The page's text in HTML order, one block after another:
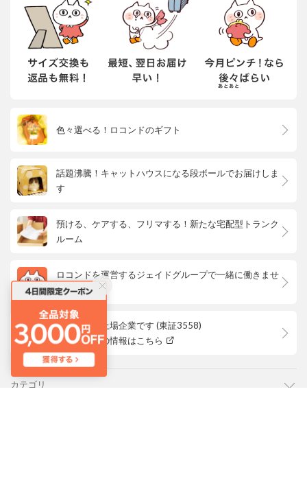
色々選べる！ロコンドのギフト
話題沸騰！キャットハウスになる段ボールでお届けしま
す
預ける、ケアする、フリマする！新たな宅配型トランク
ルーム
ロコンドを運営するジェイドグループで一緒に働きませ
んか？
ロコンドは上場企業です (東証3558)
株主優待等の情報はこちら
カテゴリ